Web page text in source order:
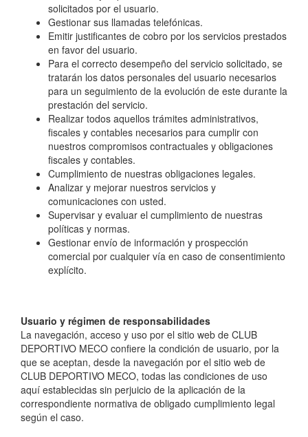
solicitados por el usuario.
Gestionar sus llamadas telefónicas.
Emitir justificantes de cobro por los servicios prestados
en favor del usuario.
Para el correcto desempeño del servicio solicitado, se
tratarán los datos personales del usuario necesarios
para un seguimiento de la evolución de este durante la
prestación del servicio.
Realizar todos aquellos trámites administrativos,
fiscales y contables necesarios para cumplir con
nuestros compromisos contractuales y obligaciones
fiscales y contables.
Cumplimiento de nuestras obligaciones legales.
Analizar y mejorar nuestros servicios y
comunicaciones con usted.
Supervisar y evaluar el cumplimiento de nuestras
políticas y normas.
Gestionar envío de información y prospección
comercial por cualquier vía en caso de consentimiento
explícito.
Usuario y régimen de responsabilidades
La navegación, acceso y uso por el sitio web de CLUB
DEPORTIVO MECO confiere la condición de usuario, por la
que se aceptan, desde la navegación por el sitio web de
CLUB DEPORTIVO MECO, todas las condiciones de uso
aquí establecidas sin perjuicio de la aplicación de la
correspondiente normativa de obligado cumplimiento legal
según el caso.